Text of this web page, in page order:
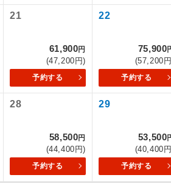
21
61,900円
(47,200円)
予約する
22
75,900
(57,200
予約する
28
58,500円
(44,400円)
予約する
29
53,500
(40,400
予約する
もちまして、
込みはできま
す。
訪ねるコー